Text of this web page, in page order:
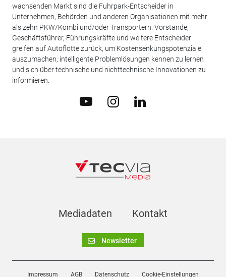
wachsenden Markt sind die Fuhrpark-Entscheider in
Unternehmen, Behörden und anderen Organisationen mit mehr
als zehn PKW/Kombi und/oder Transportern. Vorstände,
Geschäftsführer, Führungskräfte und weitere Entscheider
greifen auf Autoflotte zurück, um Kostensenkungspotenziale
auszumachen, intelligente Problemlösungen kennen zu lernen
und sich über technische und nichttechnische Innovationen zu
informieren.
Mediadaten Kontakt
Newsletter
Impressum AGB Datenschutz Cookie-Einstellungen